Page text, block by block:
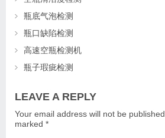
瓶底气泡检测
瓶口缺陷检测
高速空瓶检测机
瓶子瑕疵检测
LEAVE A REPLY
Your email address will not be published.
marked *